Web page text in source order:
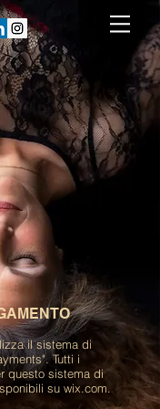
il sistema di
Tutti i
questo sistema di
su wix.com.